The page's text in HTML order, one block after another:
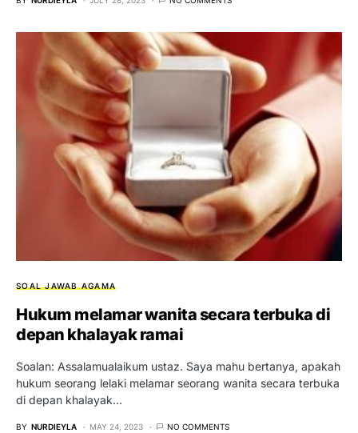
SOAL JAWAB AGAMA
Hukum melamar wanita secara terbuka di
depan khalayak ramai
Soalan: Assalamualaikum ustaz. Saya mahu bertanya, apakah
hukum seorang lelaki melamar seorang wanita secara terbuka
di depan khalayak…
BY NURDIEYLA MAY 24, 2023 NO COMMENTS